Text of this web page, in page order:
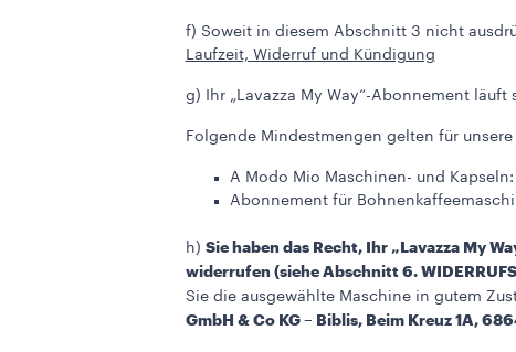
f) Soweit in diesem Abschnitt 3 nicht
Laufzeit, Widerruf und Kündigung
g) Ihr „Lavazza My Way“-Abonnement
Folgende Mindestmengen gelten für
A Modo Mio Maschinen- und
Abonnement für
h) Sie haben das Recht, Ihr „Lavazza My
widerrufen (siehe Abschnitt 6.
Sie die ausgewählte Maschine in gutem
GmbH & Co KG – Biblis, Beim Kreuz 1A,